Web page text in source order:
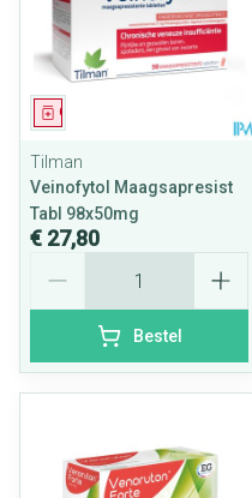
Geneesmiddel
Tilman
Veinofytol Maagsapresist
Tabl 98x50mg
€ 27,80
Bestel